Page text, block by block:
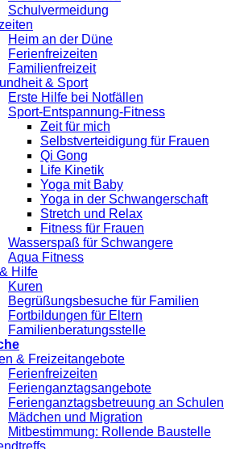
Schulvermeidung
Heim an der Düne
Ferienfreizeiten
Familienfreizeit
& Sport
Erste Hilfe bei Notfällen
Sport-Entspannung-Fitness
Zeit für mich
Selbstverteidigung für Frauen
Qi Gong
Life Kinetik
Yoga mit Baby
Yoga in der Schwangerschaft
Stretch und Relax
Fitness für Frauen
Wasserspaß für Schwangere
Aqua Fitness
Hilfe
Kuren
Begrüßungsbesuche für Familien
Fortbildungen für Eltern
Familienberatungsstelle
& Freizeitangebote
Ferienfreizeiten
Ferienganztagsangebote
Ferienganztagsbetreuung an Schulen
Mädchen und Migration
Mitbestimmung: Rollende Baustelle